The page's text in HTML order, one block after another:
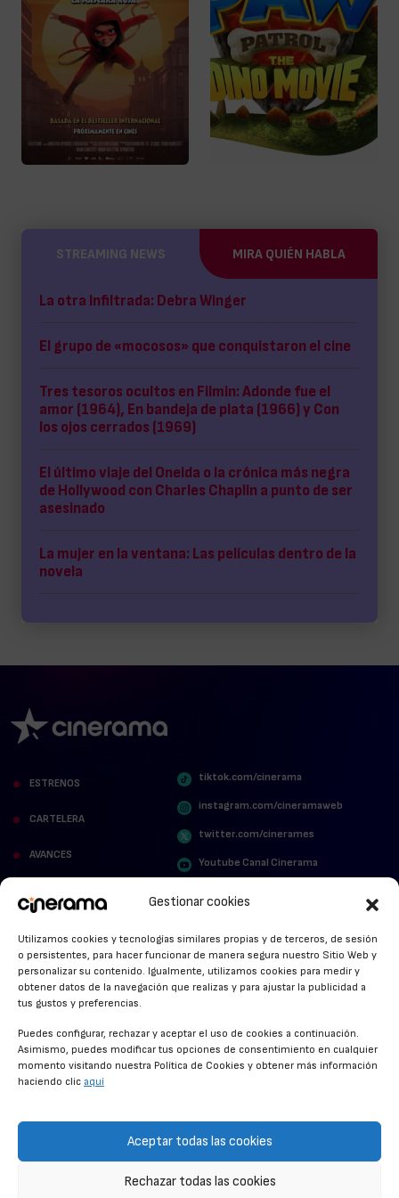
Gestionar cookies
Utilizamos cookies y tecnologías similares propias y de terceros, de sesión
o persistentes, para hacer funcionar de manera segura nuestro Sitio Web y
personalizar su contenido. Igualmente, utilizamos cookies para medir y
obtener datos de la navegación que realizas y para ajustar la publicidad a
tus gustos y preferencias.
Puedes configurar, rechazar y aceptar el uso de cookies a continuación.
Asimismo, puedes modificar tus opciones de consentimiento en cualquier
momento visitando nuestra Política de Cookies y obtener más información
haciendo clic aquí
Aceptar todas las cookies
Rechazar todas las cookies
STREAMING NEWS MIRA QUIÉN HABLA
La otra Infiltrada: Debra Winger
El grupo de «mocosos» que conquistaron el cine
Tres tesoros ocultos en Filmin: Adonde fue el
amor (1964), En bandeja de plata (1966) y Con
los ojos cerrados (1969)
El último viaje del Oneida o la crónica más negra
de Hollywood con Charles Chaplin a punto de ser
asesinado
La mujer en la ventana: Las películas dentro de la
novela
ESTRENOS
CARTELERA
AVANCES
STREAMING NEWS
ANUNCIOS DE CINE
tiktok.com/cinerama
instagram.com/cineramaweb
twitter.com/cinerames
Youtube Canal Cinerama
POLÍTICA DE COOKIES